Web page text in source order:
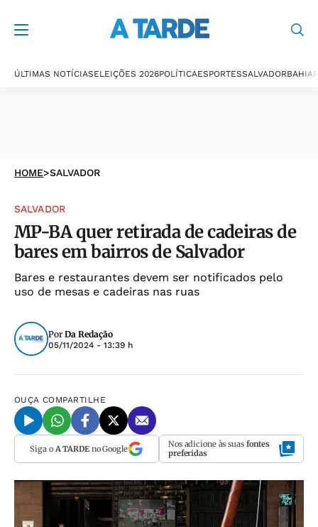
ÚLTIMAS NOTÍCIASELEIÇÕES 2026POLÍTICAESPORTESSALVADORBAHIA
HOME>SALVADOR
SALVADOR
MP-BA quer retirada de cadeiras de
bares em bairros de Salvador
Bares e restaurantes devem ser notificados pelo
uso de mesas e cadeiras nas ruas
Por Da Redação
05/11/2024 - 13:39 h
OUÇA COMPARTILHE
Siga o A TARDEno Google Nos adicione às suas fontes
preferidas